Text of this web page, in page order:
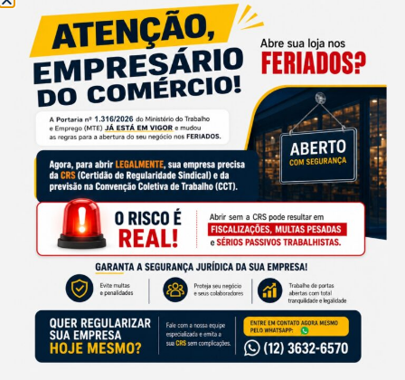
empregos formais no 1º semestre,
pior resultado desde a pandemia
03/08/2026
Vendas do Dia dos Pais devem
crescer 3% na região
03/08/2026
Sincovat Negócios completa 15
anos na TV Band Vale
24/07/2026
Festa da Cerejeira em Flor começa